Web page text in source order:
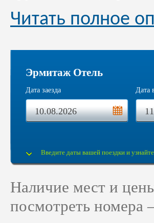
Читать полное
Эрмитаж Отель
Дата заезда Дата
Введите даты вашей поездки и
Наличие мест и
посмотреть номера